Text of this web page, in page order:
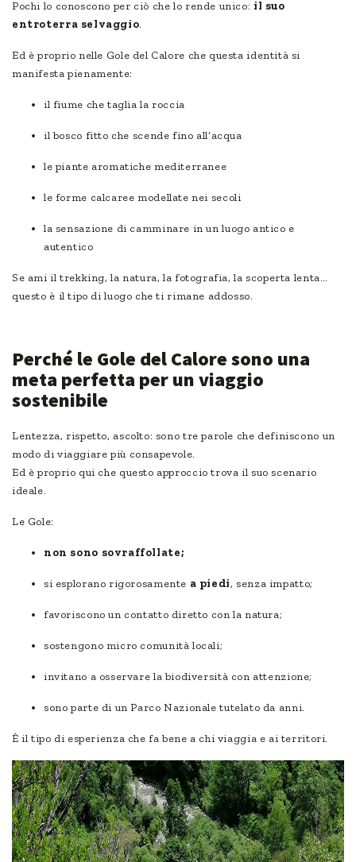
Pochi lo conoscono per ciò che lo rende unico: il suo
entroterra selvaggio.
Ed è proprio nelle Gole del Calore che questa identità si
manifesta pienamente:
il fiume che taglia la roccia
il bosco fitto che scende fino all’acqua
le piante aromatiche mediterranee
le forme calcaree modellate nei secoli
la sensazione di camminare in un luogo antico e
autentico
Se ami il trekking, la natura, la fotografia, la scoperta lenta…
questo è il tipo di luogo che ti rimane addosso.
Perché le Gole del Calore sono una
meta perfetta per un viaggio
sostenibile
Lentezza, rispetto, ascolto: sono tre parole che definiscono un
modo di viaggiare più consapevole.
Ed è proprio qui che questo approccio trova il suo scenario
ideale.
Le Gole:
non sono sovraffollate;
si esplorano rigorosamente a piedi, senza impatto;
favoriscono un contatto diretto con la natura;
sostengono micro comunità locali;
invitano a osservare la biodiversità con attenzione;
sono parte di un Parco Nazionale tutelato da anni.
È il tipo di esperienza che fa bene a chi viaggia e ai territori.